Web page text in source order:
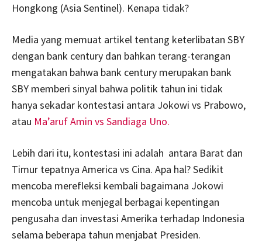
Hongkong (Asia Sentinel). Kenapa tidak?
Media yang memuat artikel tentang keterlibatan SBY
dengan bank century dan bahkan terang-terangan
mengatakan bahwa bank century merupakan bank
SBY memberi sinyal bahwa politik tahun ini tidak
hanya sekadar kontestasi antara Jokowi vs Prabowo,
atau Ma’aruf Amin vs Sandiaga Uno.
Lebih dari itu, kontestasi ini adalah antara Barat dan
Timur tepatnya America vs Cina. Apa hal? Sedikit
mencoba merefleksi kembali bagaimana Jokowi
mencoba untuk menjegal berbagai kepentingan
pengusaha dan investasi Amerika terhadap Indonesia
selama beberapa tahun menjabat Presiden.